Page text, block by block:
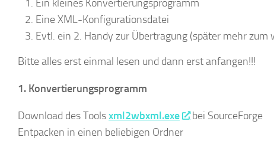
Ein kleines Konvertierungsprogramm
Eine XML-Konfigurationsdatei
Evtl. ein 2. Handy zur Übertragung (später mehr zum
Bitte alles erst einmal lesen und dann erst anfangen!!!
1. Konvertierungsprogramm
Download des Toolsxml2wbxml.exe
bei SourceForge
Entpacken in einen beliebigen Ordner